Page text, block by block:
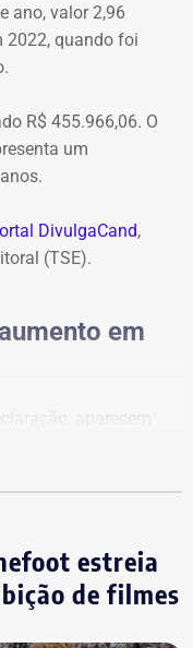
ano, valor 2,96
2022, quando foi
R$ 455.966,06. O
um
DivulgaCand,
(TSE).
em
e R$ 100 mil, além
um bem declarado
500 mil, que não
cresceram. Os
R$ 50.686,20
estreia
de filmes